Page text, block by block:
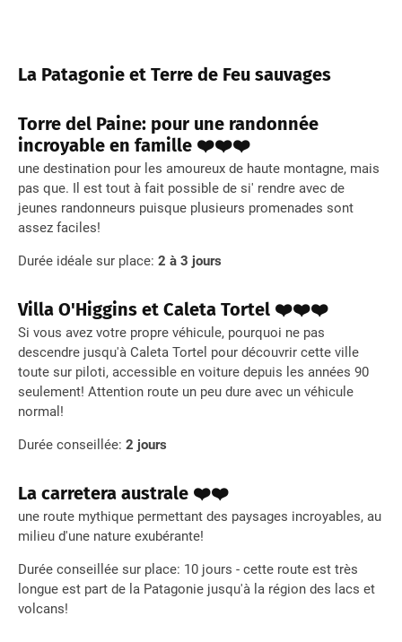
La Patagonie et Terre de Feu sauvages
Torre del Paine: pour une randonnée
incroyable en famille ❤️❤️❤️
une destination pour les amoureux de haute montagne, mais
pas que. Il est tout à fait possible de si' rendre avec de
jeunes randonneurs puisque plusieurs promenades sont
assez faciles!
Durée idéale sur place: 2 à 3 jours
Villa O'Higgins et Caleta Tortel ❤️❤️❤️
Si vous avez votre propre véhicule, pourquoi ne pas
descendre jusqu'à Caleta Tortel pour découvrir cette ville
toute sur piloti, accessible en voiture depuis les années 90
seulement! Attention route un peu dure avec un véhicule
normal!
Durée conseillée: 2 jours
La carretera australe ❤️❤️
une route mythique permettant des paysages incroyables, au
milieu d'une nature exubérante!
Durée conseillée sur place: 10 jours - cette route est très
longue est part de la Patagonie jusqu'à la région des lacs et
volcans!